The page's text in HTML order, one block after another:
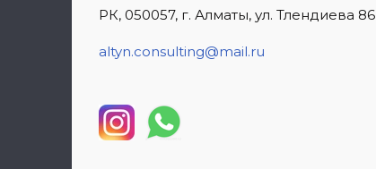
РК, 050057, г. Алматы, ул. Тлендиева 86
altyn.consulting@mail.ru